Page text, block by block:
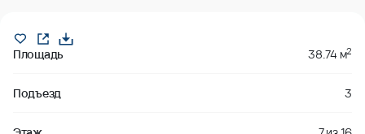
Площадь 38.74 м2
Подъезд 3